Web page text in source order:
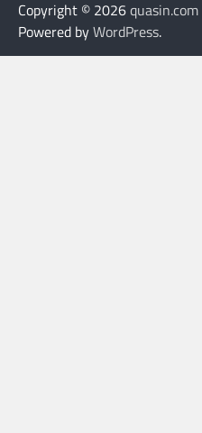
Copyright © 2026quasin.com
Powered byWordPress.